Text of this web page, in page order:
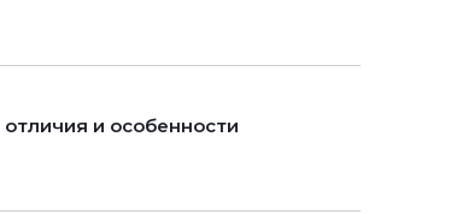
и особенности